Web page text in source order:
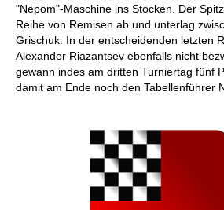
"Nepom"-Maschine ins Stocken. Der
Reihe von Remisen ab und unterlag
Grischuk. In der entscheidenden letzten
Alexander Riazantsev ebenfalls nicht
gewann indes am dritten Turniertag fünf
damit am Ende noch den Tabellenführer